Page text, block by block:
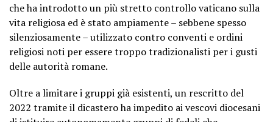
che ha introdotto un più stretto controllo vaticano sulla
vita religiosa ed è stato ampiamente – sebbene spesso
silenziosamente – utilizzato contro conventi e ordini
religiosi noti per essere troppo tradizionalisti per i gusti
delle autorità romane.
Oltre a limitare i gruppi già esistenti, un rescritto del
2022 tramite il dicastero ha impedito ai vescovi diocesani